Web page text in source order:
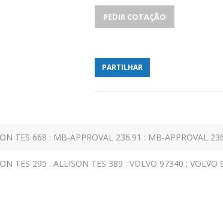
PEDIR COTAÇÃO
PARTILHAR
TES 668 : MB-APPROVAL 236.91 : MB-APPROVAL
TES 295 : ALLISON TES 389 : VOLVO 97340 : VOLVO